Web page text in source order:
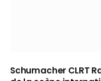
Schumacher CLRT